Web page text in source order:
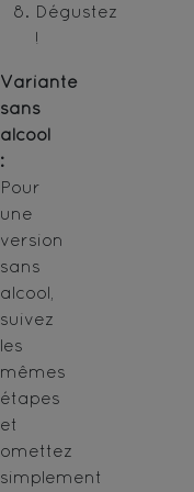
Dégustez
!
Variante
sans
alcool
:
Pour
une
version
sans
alcool,
suivez
les
mêmes
étapes
et
omettez
simplement